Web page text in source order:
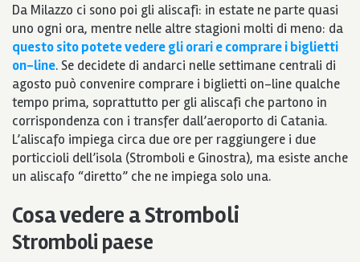
Da Milazzo ci sono poi gli aliscafi: in estate ne parte quasi
uno ogni ora, mentre nelle altre stagioni molti di meno: da
questo sito potete vedere gli orari e comprare i biglietti
on-line. Se decidete di andarci nelle settimane centrali di
agosto può convenire comprare i biglietti on-line qualche
tempo prima, soprattutto per gli aliscafi che partono in
corrispondenza con i transfer dall’aeroporto di Catania.
L’aliscafo impiega circa due ore per raggiungere i due
porticcioli dell’isola (Stromboli e Ginostra), ma esiste anche
un aliscafo “diretto” che ne impiega solo una.
Cosa vedere a Stromboli
Stromboli paese